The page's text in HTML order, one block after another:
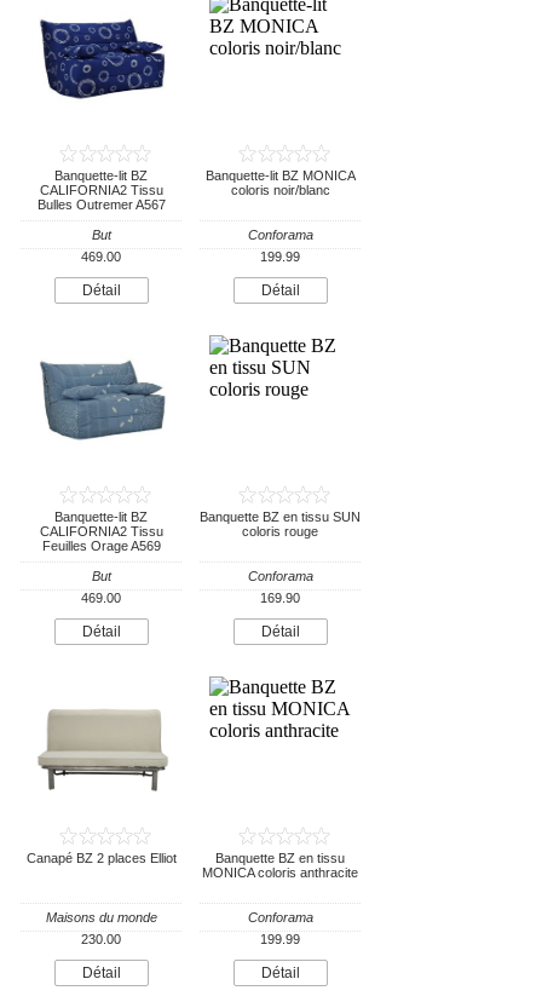
Banquette-lit BZ
CALIFORNIA2 Tissu
Bulles Outremer A567
But
469.00
Détail
Banquette-lit BZ MONICA
coloris noir/blanc
Conforama
199.99
Détail
Banquette-lit BZ
CALIFORNIA2 Tissu
Feuilles Orage A569
But
469.00
Détail
Banquette BZ en tissu SUN
coloris rouge
Conforama
169.90
Détail
Canapé BZ 2 places Elliot
Maisons du monde
230.00
Détail
Banquette BZ en tissu
MONICA coloris anthracite
Conforama
199.99
Détail